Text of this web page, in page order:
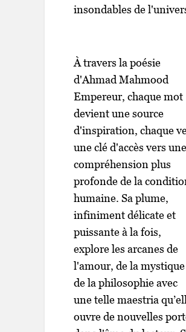
insondables de
À travers la poésie
d'Ahmad Mahmood
Empereur, chaque mot
devient une source
d'inspiration, chaque
une clé d'accès vers une
compréhension plus
profonde de la
humaine. Sa plume,
infiniment délicate et
puissante à la fois,
explore les arcanes de
l'amour, de la
de la philosophie avec
une telle maestria
ouvre de nouvelles